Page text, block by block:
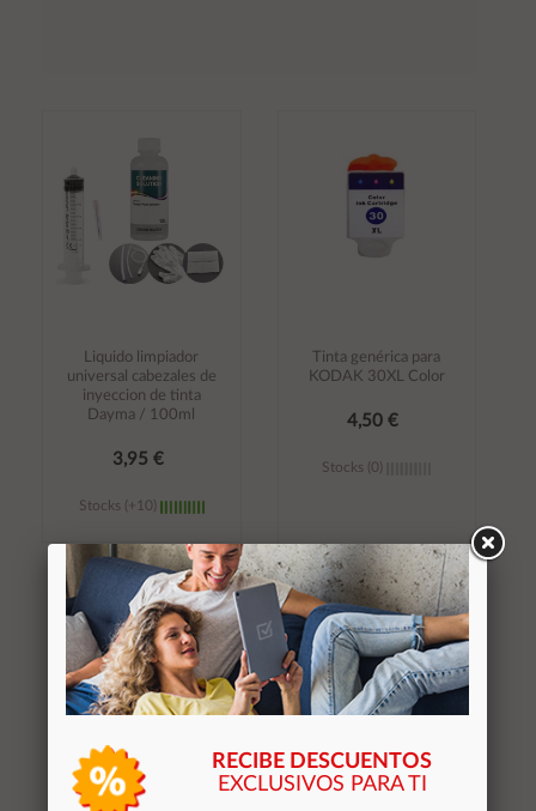
Liquido limpiador
universal cabezales de
inyeccion de tinta
Dayma / 100ml
3,95 €
Stocks (+10)
Añadir al
carrito
Tinta genérica para
KODAK 30XL Color
4,50 €
Stocks (0)
Añadir al
carrito
RECIBE DESCUENTOS
EXCLUSIVOS PARA TI